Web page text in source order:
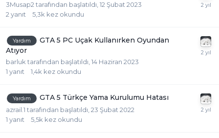
3Musap2 tarafından başlatıldı, 12 Şubat 2023
2 yanıt 5,3k kez okundu
Yardım
GTA 5 PC Uçak Kullanırken Oyundan
Atıyor
barluktarafından başlatıldı,14 Haziran 2023
1 yanıt 1,4k kez okundu
Yardım GTA 5 Türkçe Yama Kurulumu Hatası
azrail.1 tarafından başlatıldı, 23 Şubat 2022
1 yanıt 5,5k kez okundu